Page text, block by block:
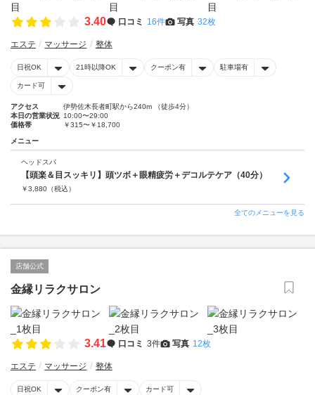
3.40 口コミ 16件 写真 32枚
エステ マッサージ 整体
日祝OK 21時以降OK クーポン有 駐車場有
カード可
アクセス
伊勢佐木長者町駅から240m （徒歩4分）
本日の営業状況 10:00〜29:00
価格帯
￥315〜￥18,700
メニュー
ヘッドスパ
【頭楽＆目スッキリ】頭ツボ＋眼精疲労＋デコルテケア（40分）
￥3,880 （税込）
全てのメニューを見る
店舗公式
金縁リラクサロン
3.41 口コミ 3件 写真 12枚
エステ マッサージ 整体
日祝OK クーポン有 カード可